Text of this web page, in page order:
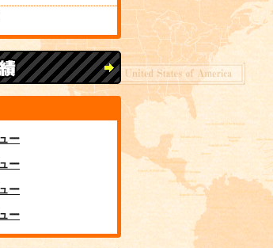
ー
ー
ー
ー